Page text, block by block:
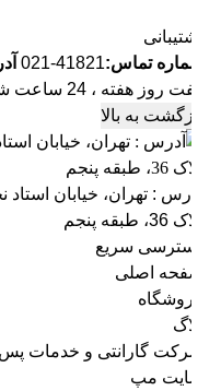
ثبت دیدگاه به معنی موافقت با
دیدگاه شما در صفحه محصول با نام
تماس:41821-021 آدرس
هفته ، 24 ساعت شبانه‌روز پاسخگوی شما هستیم.
به بالا
: تهران، خیابان استاد
سریع
اصلی
گارانتی و خدمات پس از
مپ